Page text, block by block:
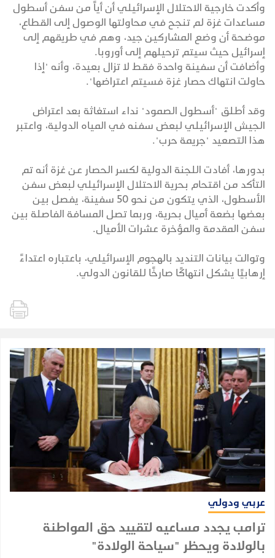
وأكدت خارجية الاحتلال الإسرائيلي أن أياً من سفن أسطول
مساعدات غزة لم تنجح في محاولتها الوصول إلى القطاع،
موضحة أن وضع المشاركين جيد، وهم في طريقهم إلى
إسرائيل حيث سيتم ترحيلهم إلى أوروبا.
وأضافت أن سفينة واحدة فقط لا تزال بعيدة، وأنه "إذا
حاولت انتهاك حصار غزة فسيتم اعتراضها".
وقد أطلق "أسطول الصمود" نداء استغاثة بعد اعتراض
الجيش الإسرائيلي لبعض سفنه في المياه الدولية، واعتبر
هذا التصعيد "جريمة حرب".
بدورها، أفادت اللجنة الدولية لكسر الحصار عن غزة أنه تم
التأكد من اقتحام بحرية الاحتلال الإسرائيلي لبعض سفن
الأسطول، الذي يتكون من نحو 50 سفينة، يفصل بين
بعضها بضعة أميال بحرية، وربما تصل المسافة الفاصلة بين
سفن المقدمة والمؤخرة عشرات الأميال.
وتوالت بيانات التنديد بالهجوم الإسرائيلي، باعتباره اعتداءً
إرهابيًا يشكل انتهاكًا صارخًا للقانون الدولي.
عربي ودولي
ترامب يجدد مساعيه لتقييد حق المواطنة
بالولادة ويحظر "سياحة الولادة"